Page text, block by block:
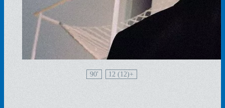
90' 12 (12)